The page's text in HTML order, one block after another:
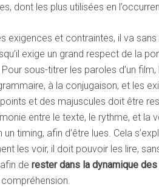
dont les plus utilisées en
exigences et contraintes, il va
exige un grand respect de la
sous-titrer les paroles d’un
à la conjugaison, et les
points et des majuscules doit être
entre le texte, le rythme, et la
timing, afin d’être lues. Cela
les voir, il doit pouvoir les lire,
de rester dans la dynamique